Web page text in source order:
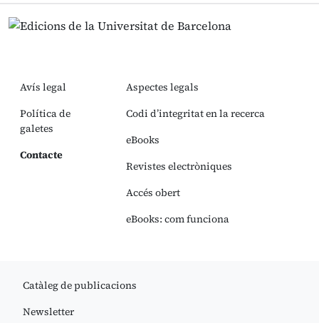
Avís legal
Política de
galetes
Contacte
Aspectes legals
Codi d’integritat en la recerca
eBooks
Revistes electròniques
Accés obert
eBooks: com funciona
Catàleg de publicacions
Newsletter